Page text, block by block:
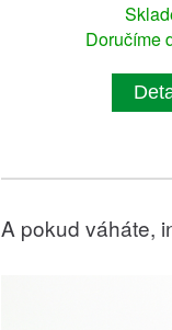
Doručíme
A pokud váháte,